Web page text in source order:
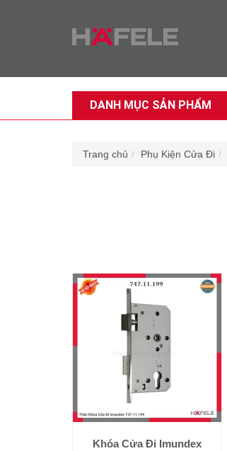
DANH MỤC SẢN PHẨM
Trang chủ Phụ Kiện Cửa Đi
Khóa Cửa Đi Imundex